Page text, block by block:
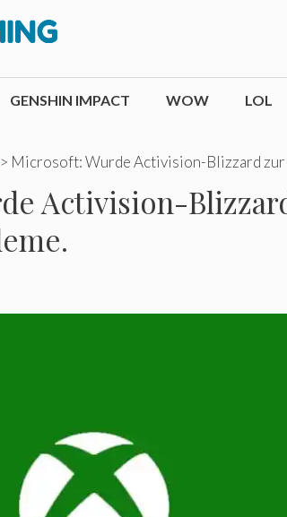
GENSHIN IMPACT WOW LOL
> Microsoft: Wurde Activision-Blizzard zur
Activision-